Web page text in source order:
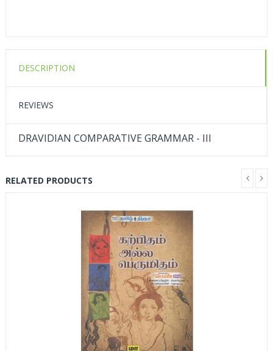
DESCRIPTION
REVIEWS
DRAVIDIAN COMPARATIVE GRAMMAR - III
RELATED PRODUCTS